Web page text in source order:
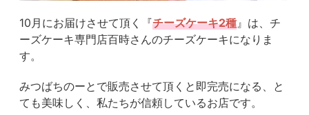
10月にお届けさせて頂く『チーズケーキ2種』は、チ
ーズケーキ専門店百時さんのチーズケーキになりま
す。
みつばちのーとで販売させて頂くと即完売になる、と
ても美味しく、私たちが信頼しているお店です。